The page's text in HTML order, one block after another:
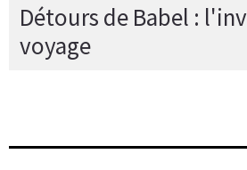
Détours de Babel :
voyage